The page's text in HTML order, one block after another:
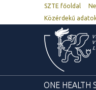
SZTE főoldal
Közérdekű
ONE HEALTH